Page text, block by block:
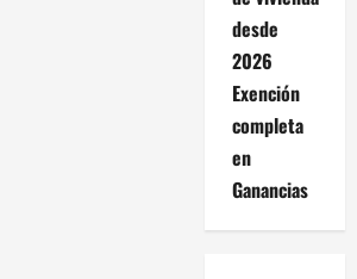
desde
2026
Exención
completa
en
Ganancias